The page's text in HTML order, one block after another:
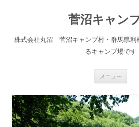
菅沼キャン
株式会社丸沼 菅沼キャンプ村・群馬県利
るキャンプ場です
メニュー